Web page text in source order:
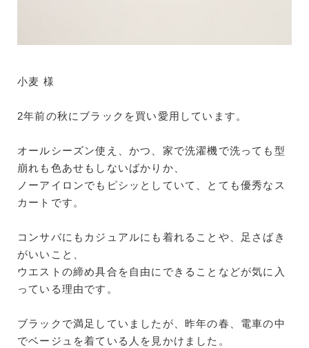
小麦 様
2年前の秋にブラックを買い愛用しています。
オールシーズン使え、かつ、家で洗濯機で洗っても型
崩れも色あせもしないばかりか、
ノーアイロンでもピシッとしていて、とても優秀なス
カートです。
コンサバにもカジュアルにも着れることや、足さばき
がいいこと、
ウエストの締め具合を自由にできることなどが気に入
っている理由です。
ブラックで満足していましたが、昨年の春、電車の中
でベージュを着ている人を見かけました。